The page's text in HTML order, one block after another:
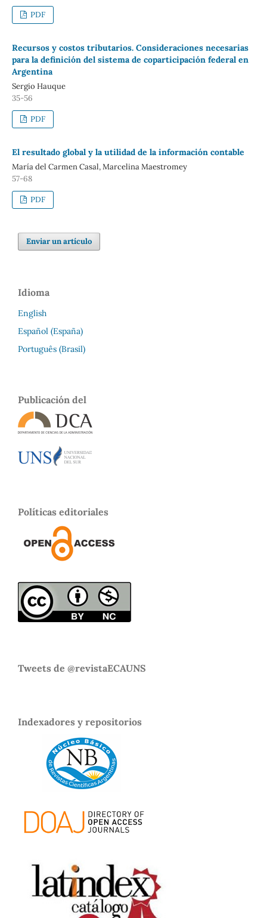
PDF
Recursos y costos tributarios. Consideraciones necesarias
para la definición del sistema de coparticipación federal en
Argentina
Sergio Hauque
35-56
PDF
El resultado global y la utilidad de la información contable
María del Carmen Casal, Marcelina Maestromey
57-68
PDF
Enviar un artículo
Idioma
English
Español (España)
Português (Brasil)
Publicación del
Políticas editoriales
Tweets de @revistaECAUNS
Indexadores y repositorios